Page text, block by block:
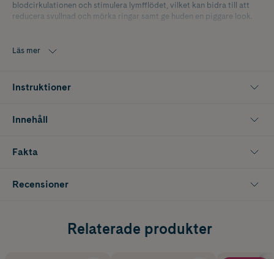
blodcirkulationen och stimulera lymfflödet, vilket kan bidra till att
reducera svullnad och mörka ringar samt ge huden en piggare look.
huden, vilket på sikt kan minska synligheten av fina linjer och ge ett
att du använder Curam Mini tillsammans med den större Curam
ansiktskopp som kompletterar behandlingen över hela ansiktet.
Vegansk.
Läs mer
Instruktioner
Innehåll
Fakta
Recensioner
Relaterade produkter